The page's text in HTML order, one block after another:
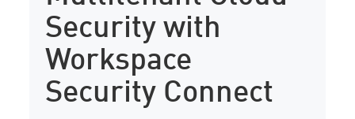
Security with
Workspace
Security Connect